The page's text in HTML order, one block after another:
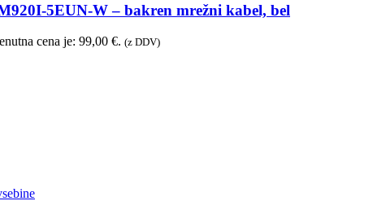
5EUN-W – bakren mrežni kabel, bel
cena je: 99,00 €. (z DDV)